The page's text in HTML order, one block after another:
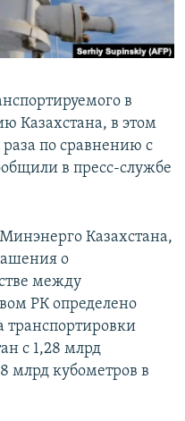
в
Казахстана, в этом
раза по сравнению с
в пресс-службе
Казахстана,
о
между
РК определено
транспортировки
с 1,28 млрд
млрд кубометров в